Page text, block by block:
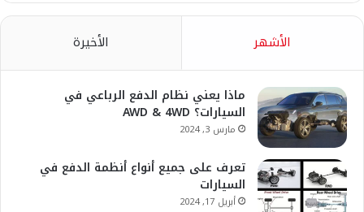
الأشهر الأخيرة
ماذا يعني نظام الدفع الرباعي في
السيارات؟ AWD & 4WD
مارس 3, 2024
تعرف على جميع أنواع أنظمة الدفع في
السيارات
أبريل 17, 2024